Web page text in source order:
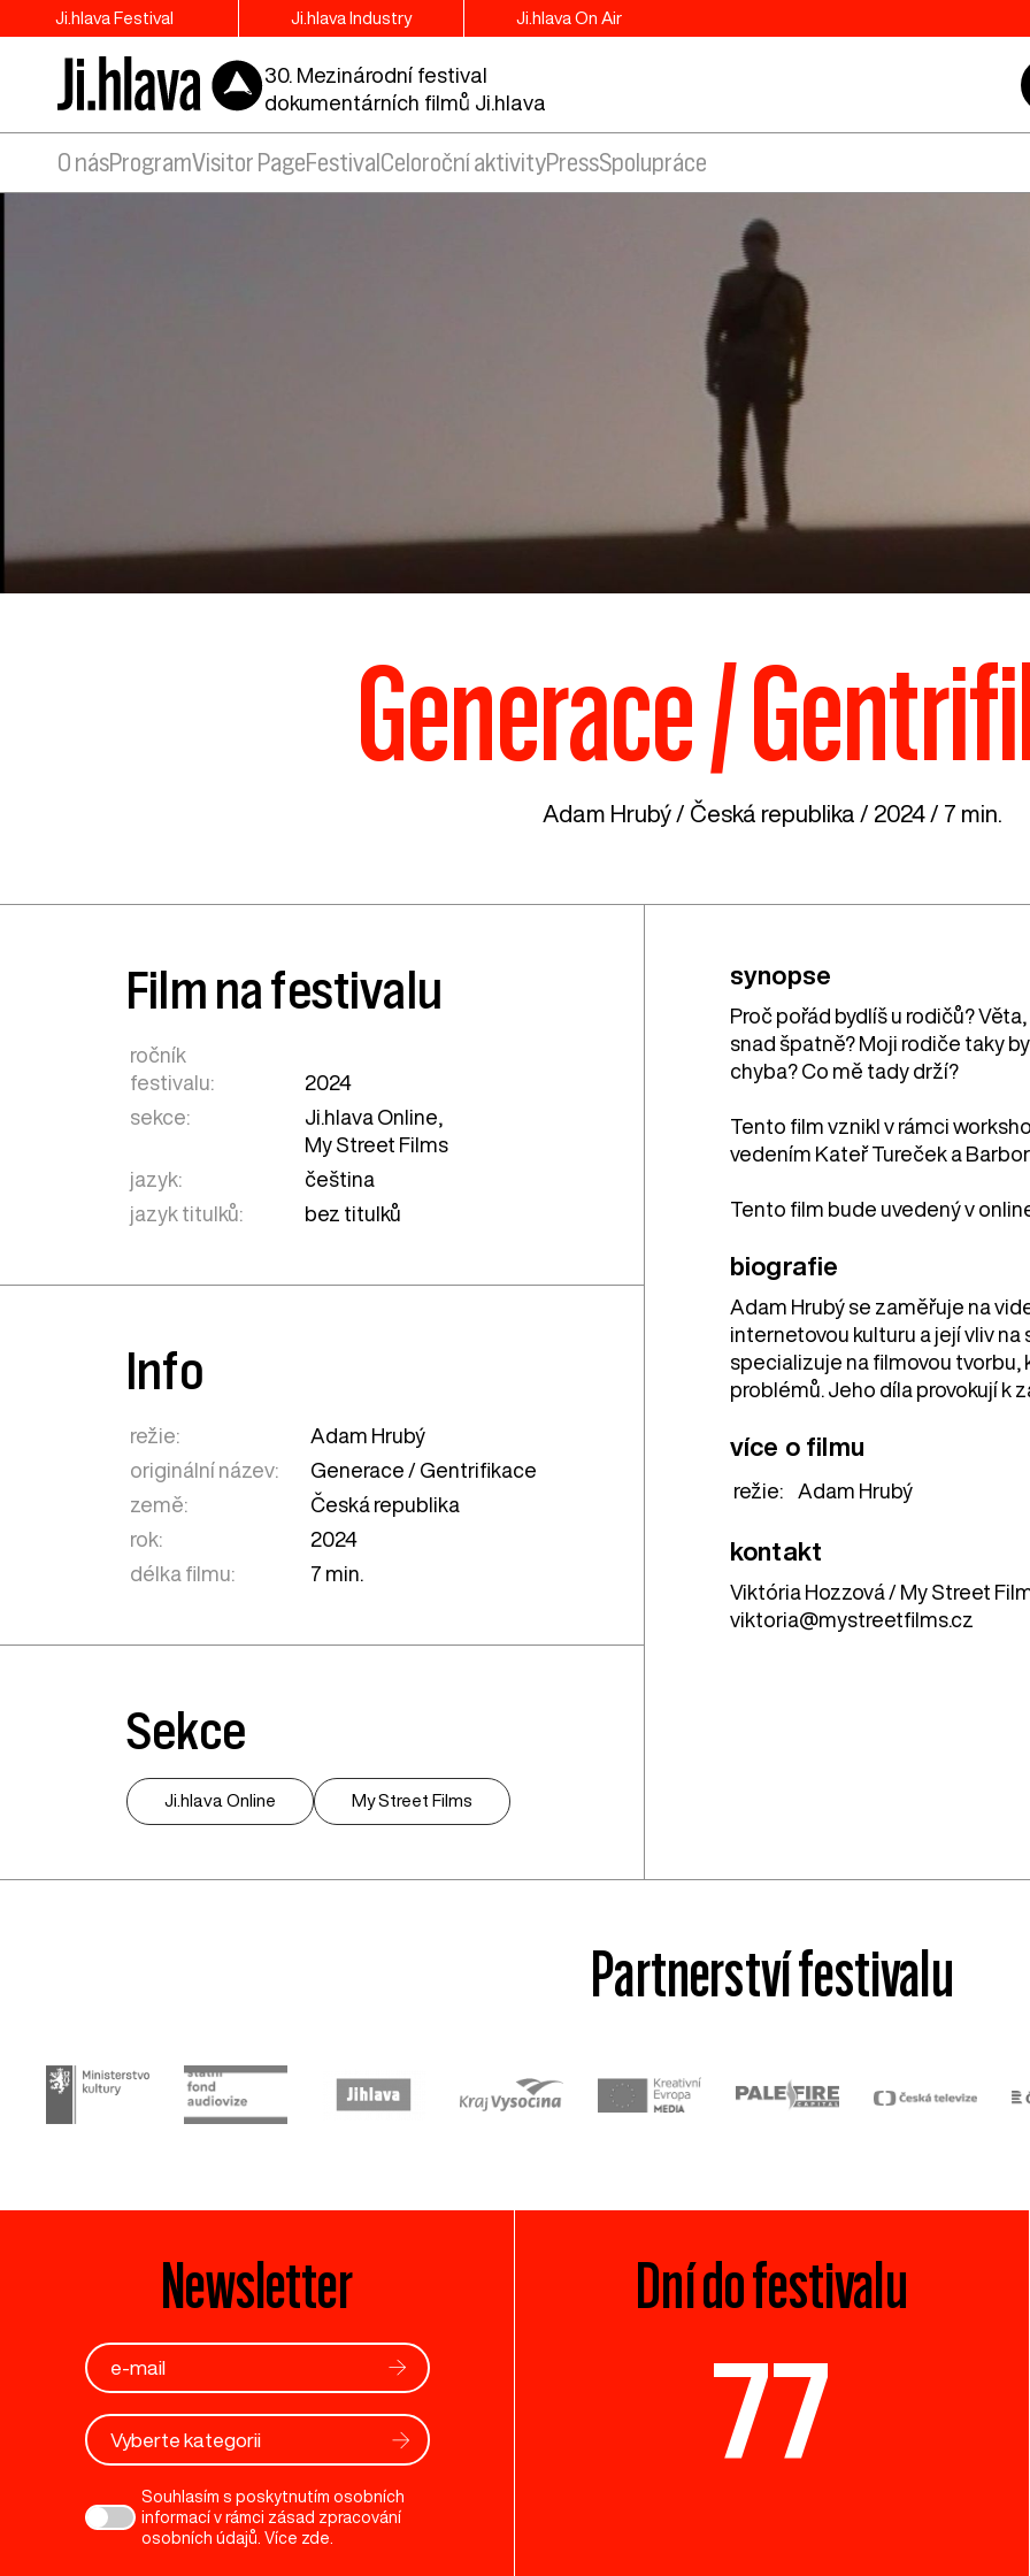
Ji.hlava Festival Ji.hlava Industry Ji.hlava On Air
30. Mezinárodní festival
dokumentárních filmů Ji.hlava
O násProgramVisitor PageFestival Celoroční aktivityPressSpolupráce
Generace /
Adam Hrubý / Česká republika / 2024 / 7 min.
synopse
Proč pořád bydlíš u rodičů?
snad špatně? Moji rodiče taky
chyba? Co mě tady drží?
Tento film vznikl v rámci
vedením Kateř Tureček a
Tento film bude uvedený v
biografie
Adam Hrubý se zaměřuje na
internetovou kulturu a její vliv
specializuje na filmovou
problémů. Jeho díla provokují k
více o filmu
režie: Adam Hrubý
kontakt
Viktória Hozzová / My Street
viktoria@mystreetfilms.cz
Film na festivalu
ročník
festivalu:
2024
sekce:
Ji.hlava Online
My Street Films
jazyk:
čeština
jazyk titulků:
bez titulků
Info
režie:
Adam Hrubý
originální název:
Generace / Gentrifikace
země:
Česká republika
rok:
2024
délka filmu:
7 min.
Sekce
Ji.hlava Online My Street Films
Partnerství festivalu
Newsletter
Vyberte kategorii
Souhlasím s poskytnutím osobních
informací v rámci zásad zpracování
osobních údajů. Více zde.
Dní do festivalu
77